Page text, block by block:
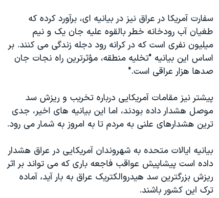
اعتراضات مردمی آبان ۹۸
اسرائیل در جنگ
نرگس محمدی برنده جایزه نوبل صلح
همایش محافظه‌کاران آمریکا «سی‌پک»
سفر پرزیدنت ترامپ به چین
سفارت آمریکا در عراق نیز در بیانیه ای، برآورد کرده که
طغیان آب رودخانه خطر بالقوه علیه جان یک و نیم
میلیون نفری است که در کرانه رود دجله زندگی می کنند. بر
اساس این بیانیه "تخلیه منطقه، مؤثرترین راه نجات جان
صدها هزار عراقی است."
پیشتر نیز مقامات آمریکایی درباره تخریب و ریزش سد
موصل هشدار داده بودند، اما این بیانیه های اخیر، جدی
ترین هشدارهای علنی به مردم تا به امروز به شمار می رود.
بیانیه ایالات متحده به شهروندان آمریکایی در عراق هشدار
داده است پیشاپیش عواقب فاجعه باری که می تواند بر اثر
ریزش بزرگترین سد هیدروالکتریک عراق به بار آید، آماده
ترک این کشور باشند.